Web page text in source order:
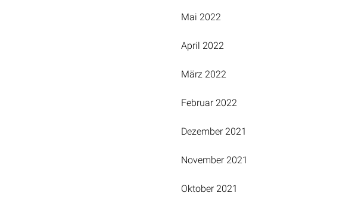
Mai 2022
April 2022
März 2022
Februar 2022
Dezember 2021
November 2021
Oktober 2021